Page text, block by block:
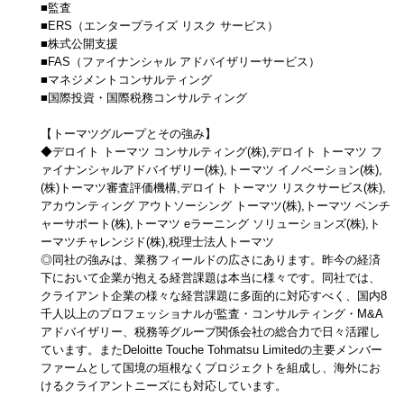
■監査
■ERS（エンタープライズ リスク サービス）
■株式公開支援
■FAS（ファイナンシャル アドバイザリーサービス）
■マネジメントコンサルティング
■国際投資・国際税務コンサルティング
【トーマツグループとその強み】
◆デロイト トーマツ コンサルティング(株),デロイト トーマツ フ
ァイナンシャルアドバイザリー(株),トーマツ イノベーション(株),
(株)トーマツ審査評価機構,デロイト トーマツ リスクサービス(株),
アカウンティング アウトソーシング トーマツ(株),トーマツ ベンチ
ャーサポート(株),トーマツ eラーニング ソリューションズ(株),ト
ーマツチャレンジド(株),税理士法人トーマツ
◎同社の強みは、業務フィールドの広さにあります。昨今の経済
下において企業が抱える経営課題は本当に様々です。同社では、
クライアント企業の様々な経営課題に多面的に対応すべく、国内8
千人以上のプロフェッショナルが監査・コンサルティング・M&A
アドバイザリー、税務等グループ関係会社の総合力で日々活躍し
ています。またDeloitte Touche Tohmatsu Limitedの主要メンバー
ファームとして国境の垣根なくプロジェクトを組成し、海外にお
けるクライアントニーズにも対応しています。